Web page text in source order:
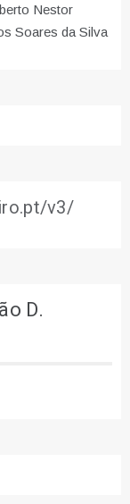
Nestor
Soares da Silva
v3/
D.